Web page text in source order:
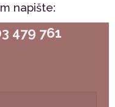
napište:
479 761